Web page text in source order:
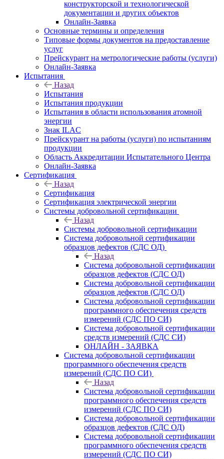
конструкторской и технологической
документации и других объектов
Онлайн-Заявка
Основные термины и определения
Типовые формы документов на предоставление
услуг
Прейскурант на метрологические работы (услуги)
Онлайн-Заявка
Испытания
Назад
Испытания
Испытания продукции
Испытания в области использования атомной
энергии
Знак ILAC
Прейскурант на работы (услуги) по испытаниям
продукции
Область Аккредитации Испытательного Центра
Онлайн-Заявка
Сертификация
Назад
Сертификация
Сертификация электрической энергии
Системы добровольной сертификации
Назад
Системы добровольной сертификации
Система добровольной сертификации
образцов дефектов (СДС ОД)
Назад
Система добровольной сертификации
образцов дефектов (СДС ОД)
Система добровольной сертификации
образцов дефектов (СДС ОД)
Система добровольной сертификации
программного обеспечения средств
измерений (СДС ПО СИ)
Система добровольной сертификации
средств измерений (СДС СИ)
ОНЛАЙН - ЗАЯВКА
Система добровольной сертификации
программного обеспечения средств
измерений (СДС ПО СИ)
Назад
Система добровольной сертификации
программного обеспечения средств
измерений (СДС ПО СИ)
Система добровольной сертификации
образцов дефектов (СДС ОД)
Система добровольной сертификации
программного обеспечения средств
измерений (СДС ПО СИ)